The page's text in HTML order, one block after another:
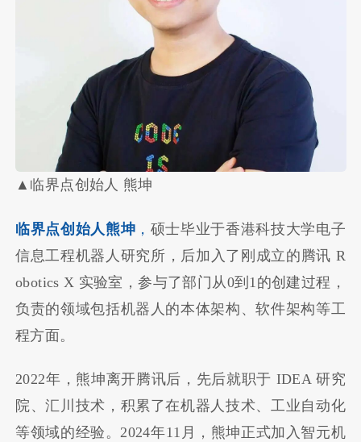
▲临界点创始人 熊坤
临界点创始人熊坤 ， 硕士毕业于香港科技大学电子
信息工程机器人研究所，后加入了刚成立的腾讯 R
obotics X 实验室，参与了部门从0到1的创建过程，
负责的领域包括机器人的本体架构、软件架构等工
程方面。
2022年，熊坤离开腾讯后，先后就职于 IDEA 研究
院、汇川技术，积累了在机器人技术、工业自动化
等领域的经验。2024年11月，熊坤正式加入智元机